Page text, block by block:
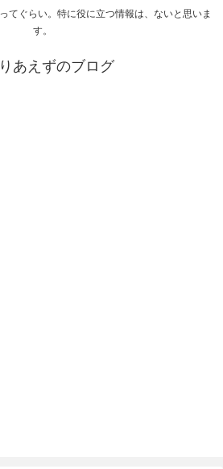
てぐらい。特に役に立つ情報は、ないと思いま
す。